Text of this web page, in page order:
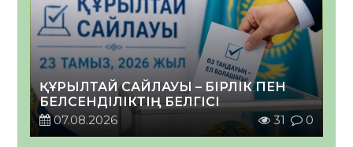
ҚҰРЫЛТАЙ САЙЛАУЫ – БІРЛІК ПЕН
БЕЛСЕНДІЛІКТІҢ БЕЛГІСІ
07.08.2026
31 0